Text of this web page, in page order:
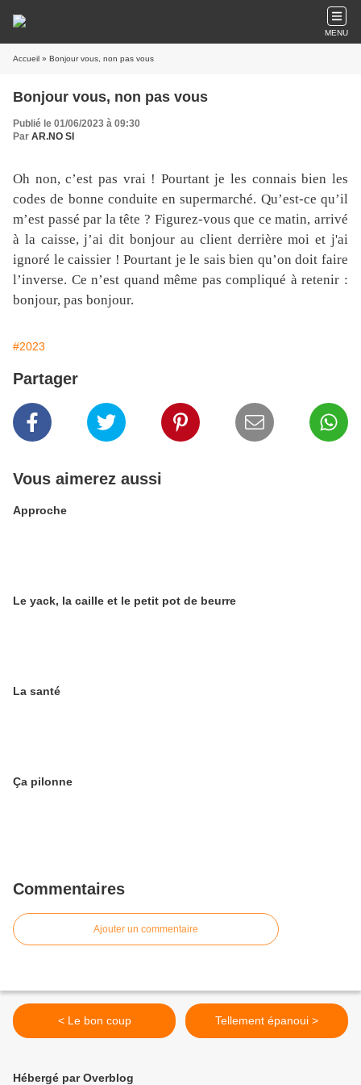
MENU
Accueil » Bonjour vous, non pas vous
Bonjour vous, non pas vous
Publié le 01/06/2023 à 09:30
Par AR.NO SI
Oh non, c’est pas vrai ! Pourtant je les connais bien les
codes de bonne conduite en supermarché. Qu’est-ce qu’il
m’est passé par la tête ? Figurez-vous que ce matin, arrivé
à la caisse, j’ai dit bonjour au client derrière moi et j'ai
ignoré le caissier ! Pourtant je le sais bien qu’on doit faire
l’inverse. Ce n’est quand même pas compliqué à retenir :
bonjour, pas bonjour.
#2023
Partager
Vous aimerez aussi
Approche
Le yack, la caille et le petit pot de beurre
La santé
Ça pilonne
Commentaires
Ajouter un commentaire
< Le bon coup Tellement épanoui >
Hébergé par Overblog